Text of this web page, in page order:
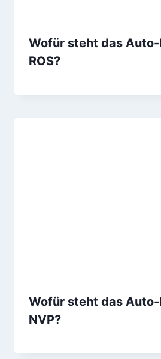
Wofür steht das
ROS?
Wofür steht das
NVP?